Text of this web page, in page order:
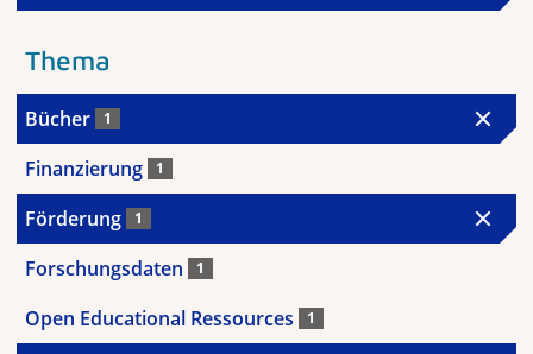
Thema
Bücher 1
Finanzierung 1
Förderung 1
Forschungsdaten 1
Open Educational Ressources 1